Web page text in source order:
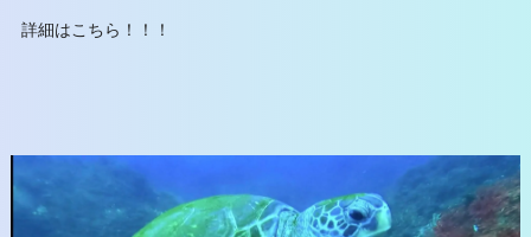
詳細はこちら！！！